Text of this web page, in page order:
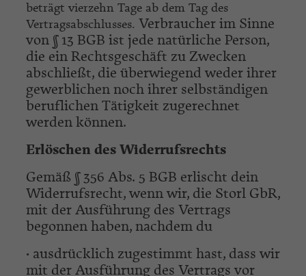
beträgt vierzehn Tage ab dem Tag des
Vertragsabschlusses. Verbraucher im Sinne
von § 13 BGB ist jede natürliche Person,
die ein Rechtsgeschäft zu Zwecken
abschließt, die überwiegend weder ihrer
gewerblichen noch ihrer selbständigen
beruflichen Tätigkeit zugerechnet
werden können.
Erlöschen des Widerrufsrechts
Gemäß § 356 Abs. 5 BGB erlischt dein
Widerrufsrecht, wenn wir, die Storl GbR,
mit der Ausführung des Vertrags
begonnen haben, nachdem du
• ausdrücklich zugestimmt hast, dass wir
mit der Ausführung des Vertrags vor